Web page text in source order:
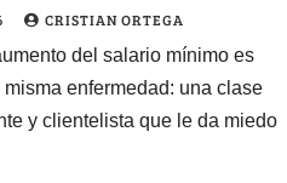
CRISTIAN ORTEGA
del salario mínimo es
enfermedad: una clase
y clientelista que le da miedo